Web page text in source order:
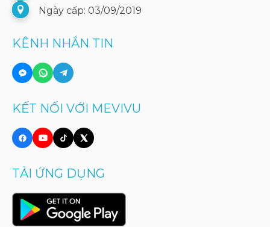
Ngày cấp: 03/09/2019
KÊNH NHẮN TIN
KẾT NỐI VỚI MEVIVU
TẢI ỨNG DỤNG